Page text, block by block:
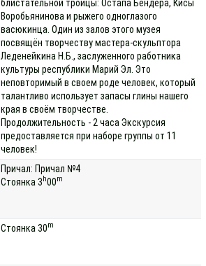
блистательной троицы: Остапа Бендера, Кисы
Воробьянинова и рыжего одноглазого
васюкинца. Один из залов этого музея
посвящён творчеству мастера-скульптора
Леденейкина Н.Б., заслуженного работника
культуры республики Марий Эл. Это
неповторимый в своем роде человек, который
талантливо использует запасы глины нашего
края в своём творчестве.
Продолжительность - 2 часа Экскурсия
предоставляется при наборе группы от 11
человек!
Причал: Причал №4
Стоянка 3 h00m
Стоянка 30m